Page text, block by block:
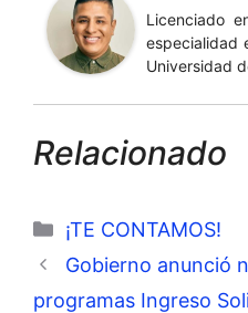
Licenciado
especialidad
Universidad
Relacionado
Categorías
¡TE CONTAMOS!
Gobierno anunció
programas Ingreso